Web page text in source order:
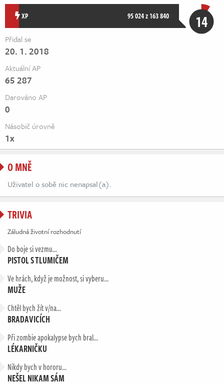
ŽivěXP 95 024 z 163 840 14
Přidal se
20. 1. 2018
Aktuální AP
65 287
Darováno AP
0
Násobič úrovně
1x
O MNĚ
Uživatel o sobě nic nenapsal(a).
TRIVIA
Záludná životní rozhodnutí
Do boje si vezmu…
PISTOL S TLUMIČEM
Ve hrách, když je možnost, si vyberu...
MUŽE
Chtěl bych žít v/na…
BRADAVICÍCH
Při zombie apokalypse bych bral…
LÉKARNIČKU
Nikdy bych v hororu…
NEŠEL NIKAM SÁM